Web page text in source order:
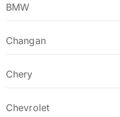
BMW
Changan
Chery
Chevrolet